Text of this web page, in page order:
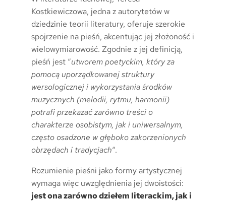
Kostkiewiczowa, jedna z autorytetów w
dziedzinie teorii literatury, oferuje szerokie
spojrzenie na pieśń, akcentując jej złożoność i
wielowymiarowość. Zgodnie z jej definicją,
pieśń jest “utworem poetyckim, który za
pomocą uporządkowanej struktury
wersologicznej i wykorzystania środków
muzycznych (melodii, rytmu, harmonii)
potrafi przekazać zarówno treści o
charakterze osobistym, jak i uniwersalnym,
często osadzone w głęboko zakorzenionych
obrzędach i tradycjach“.
Rozumienie pieśni jako formy artystycznej
wymaga więc uwzględnienia jej dwoistości:
jest ona zarówno dziełem literackim, jak i